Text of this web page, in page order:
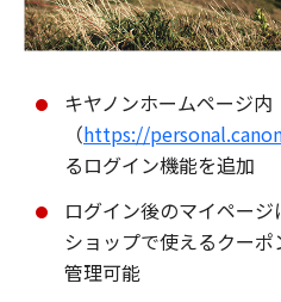
キヤノンホームページ
（https://
るログイン機能を追加
ログイン後のマイペー
ショップで使えるクー
管理可能